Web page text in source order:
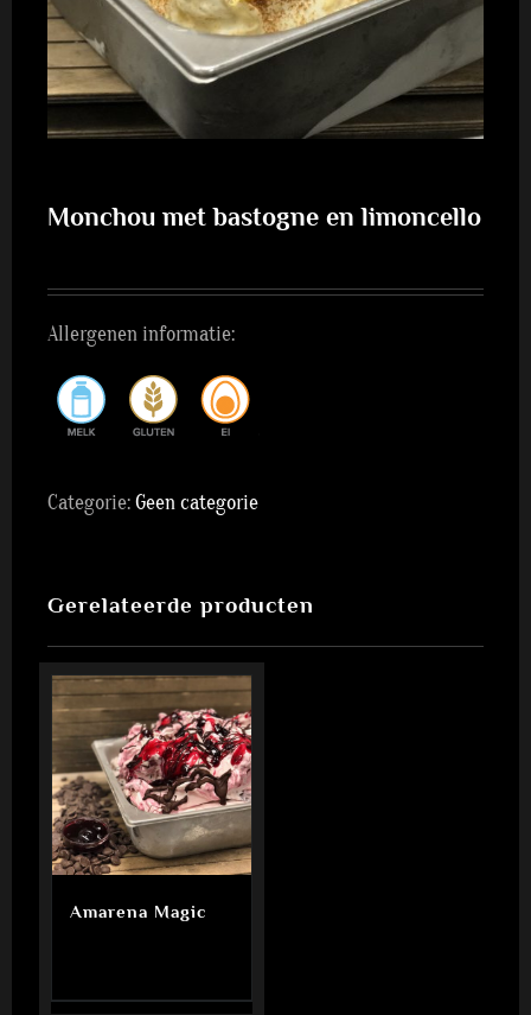
Monchou met bastogne en limoncello
Allergenen informatie:
Categorie:Geen categorie
Gerelateerde producten
Amarena Magic